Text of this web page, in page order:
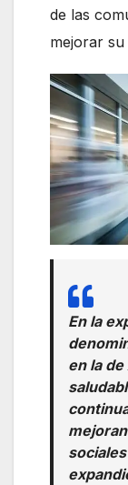
de las
mejorar su
En la
en la